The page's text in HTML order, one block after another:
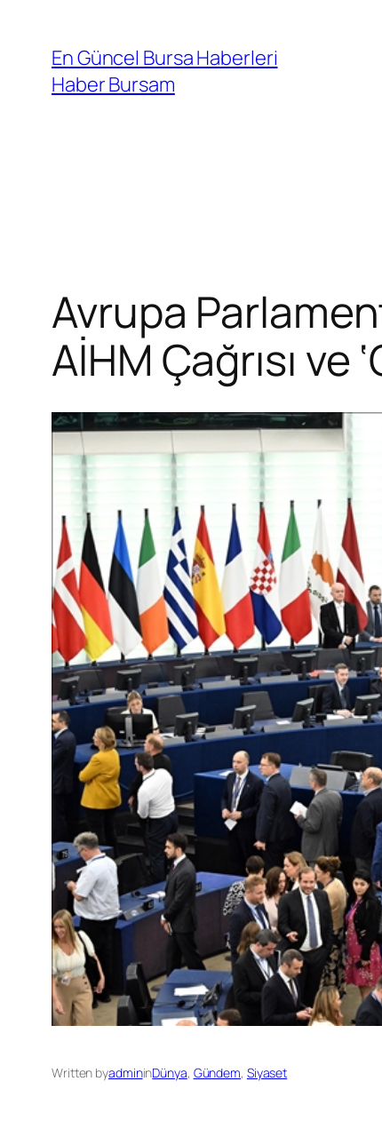
En Güncel Bursa Haberleri
Haber Bursam
Avrupa
AİHM Çağrısı ve
Written byadmininDünya, Gündem, Siyaset